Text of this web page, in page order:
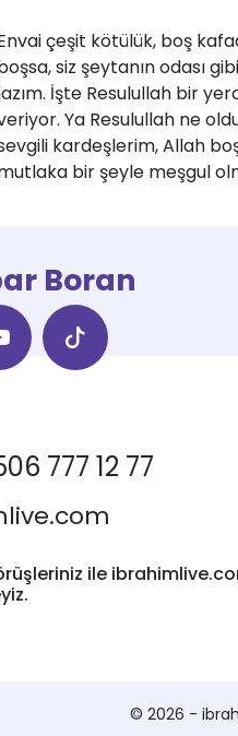
çeşit kötülük, boş
siz şeytanın odası
İşte Resulullah bir
Ya Resulullah ne
kardeşlerim, Allah
Boran
777 12 77
ile
© 2026 -